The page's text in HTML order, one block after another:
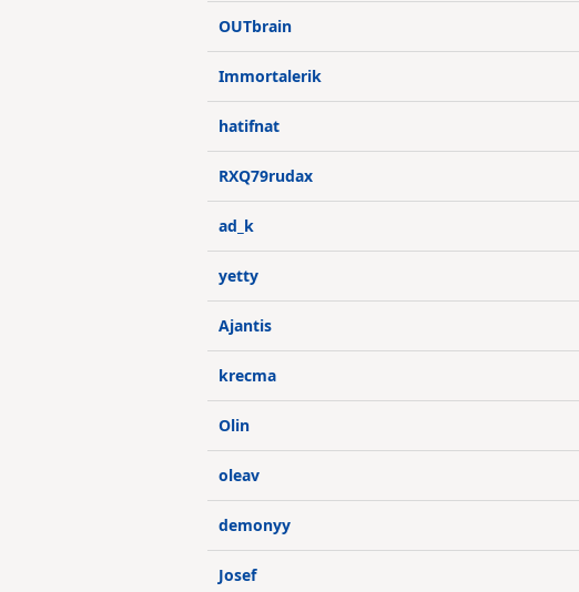
OUTbrain
Immortalerik
hatifnat
RXQ79rudax
ad_k
yetty
Ajantis
krecma
Olin
oleav
demonyy
Josef